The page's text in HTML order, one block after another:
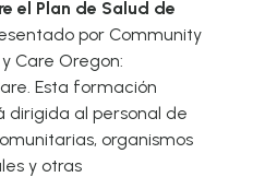
el Plan de Salud de
por Community
Care Oregon:
Esta formación
dirigida al personal de
organismos
y otras